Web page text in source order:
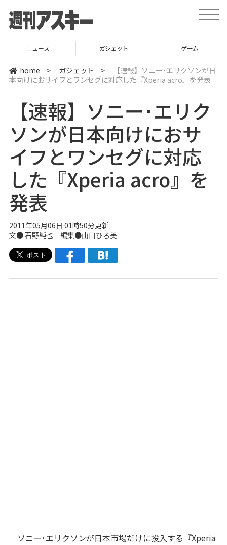
t
o
v
i
i
ニュース ガジェット ゲーム
home > ガジェット >
【速報】ソニー･エリクソンが日
本向けにおサイフとワンセグに対応した『Xperia acro』を発表
【速報】ソニー･エリク
ソンが日本向けにおサ
イフとワンセグに対応
した『Xperia acro』を
発表
2011年05月06日 01時50分更新
文● 石野純也 編集●山口ひろ美
ソニー･エリクソンが日本市場だけに投入する『Xperia